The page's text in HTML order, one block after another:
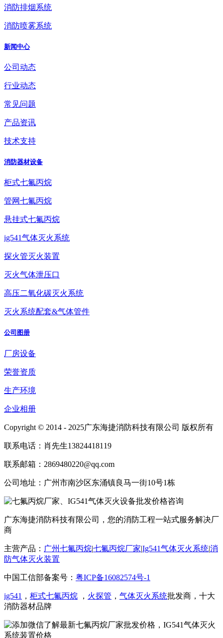
消防排烟系统
消防喷雾系统
新闻中心
公司动态
行业动态
常见问题
产品资讯
技术支持
消防器材设备
柜式七氟丙烷
管网七氟丙烷
悬挂式七氟丙烷
ig541气体灭火系统
探火管灭火装置
灭火气体泄压口
高压二氧化碳灭火系统
灭火系统配套&气体管件
公司图册
厂房设备
荣誉资质
生产环境
企业相册
Copyright © 2014 - 2025广东海捷消防科技有限公司 版权所有
联系电话：肖先生13824418119
联系邮箱：2869480220@qq.com
公司地址：广州市南沙区东涌镇良马一街10号1栋
广东海捷消防科技有限公司，您的消防工程一站式服务解决厂
商
主营产品： 广州七氟丙烷|七氟丙烷厂家|Ig541气体灭火系统|消
防气体灭火装置
中国工信部备案号： 粤ICP备16082574号-1
ig541 ， 柜式七氟丙烷 ， 火探管 ， 气体灭火系统批发商，十大
消防器材品牌